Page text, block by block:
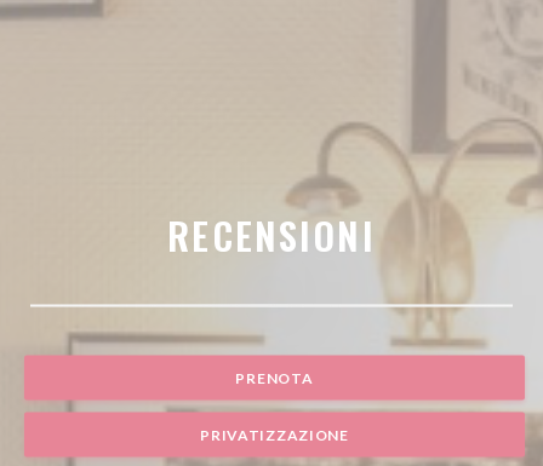
RECENSIONI
PRENOTA
PRIVATIZZAZIONE